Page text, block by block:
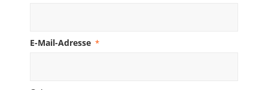
E-Mail-Adresse *